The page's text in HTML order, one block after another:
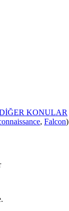
KONULAR
, Falcon)